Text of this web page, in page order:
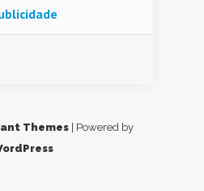
Fátima Peixoto,
Kátia Mesel,
Themes | Powered by